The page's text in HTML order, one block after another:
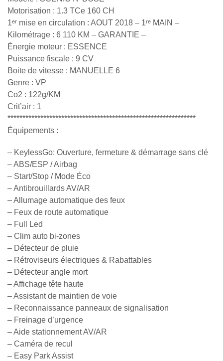
Motorisation : 1.3 TCe 160 CH
1ᵉʳ mise en circulation : AOUT 2018 – 1ʳᵉ MAIN –
Kilométrage : 6 110 KM – GARANTIE –
Énergie moteur : ESSENCE
Puissance fiscale : 9 CV
Boite de vitesse : MANUELLE 6
Genre : VP
Co2 : 122g/KM
Crit’air : 1
***************************************************************
Équipements :
– KeylessGo: Ouverture, fermeture & démarrage sans clé
– ABS/ESP / Airbag
– Start/Stop / Mode Éco
– Antibrouillards AV/AR
– Allumage automatique des feux
– Feux de route automatique
– Full Led
– Clim auto bi-zones
– Détecteur de pluie
– Rétroviseurs électriques & Rabattables
– Détecteur angle mort
– Affichage tête haute
– Assistant de maintien de voie
– Reconnaissance panneaux de signalisation
– Freinage d’urgence
– Aide stationnement AV/AR
– Caméra de recul
– Easy Park Assist